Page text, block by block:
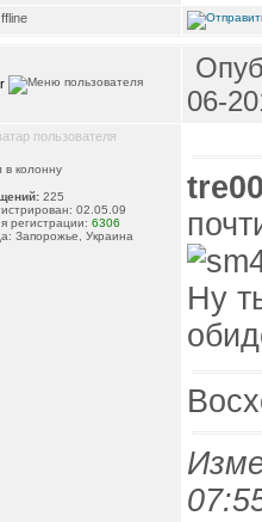
06-
в колонну
225
02.05.09
регистрации: 6306
Запорожье, Украина
Ну